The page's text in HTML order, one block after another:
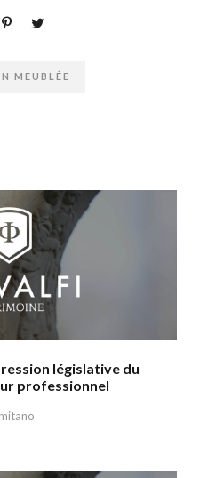
MEUBLÉE
législative du
professionnel